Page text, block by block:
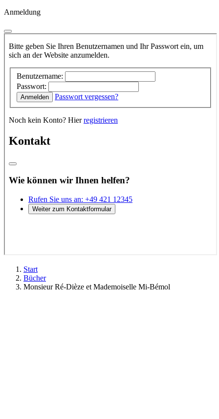
Anmeldung
Start
Bücher
Monsieur Ré-Dièze et Mademoiselle Mi-Bémol